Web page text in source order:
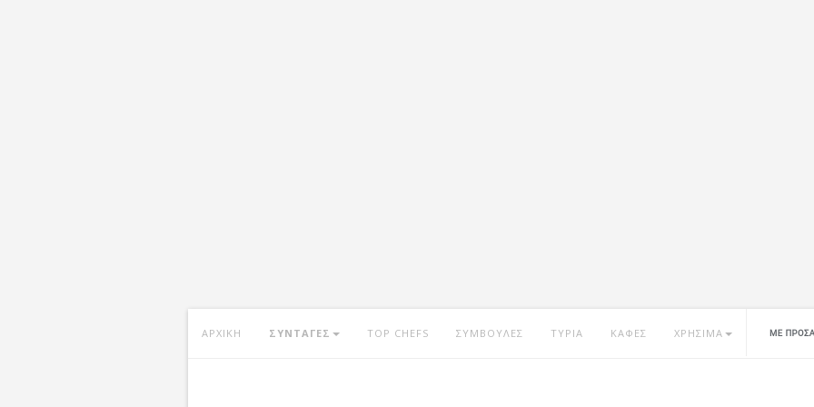
ΑΡΧΙΚΗ ΣΥΝΤΑΓΕΣ TOP CHEFS ΣΥΜΒΟΥΛΕΣ ΤΥΡΙΑ ΚΑΦΕΣ ΧΡΗΣΙΜΑ